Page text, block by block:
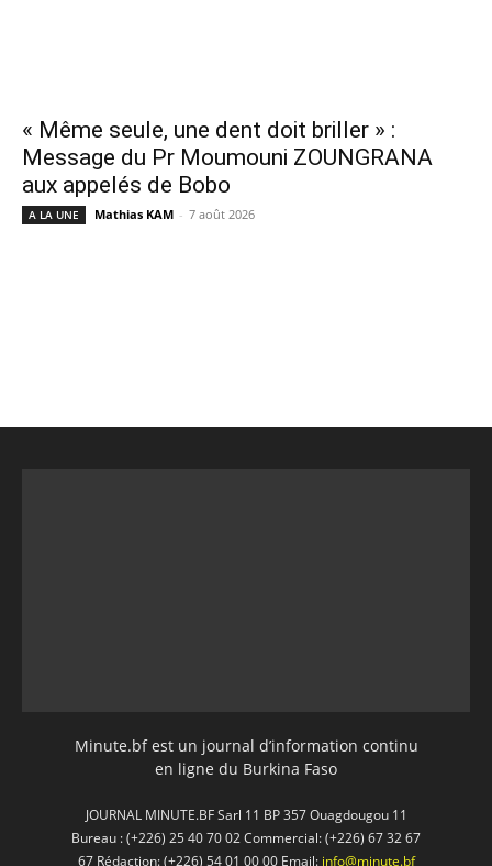
« Même seule, une dent doit briller » :
Message du Pr Moumouni ZOUNGRANA
aux appelés de Bobo
A LA UNE Mathias KAM - 7 août 2026
Minute.bf est un journal d’information continu
en ligne du Burkina Faso
JOURNAL MINUTE.BF Sarl 11 BP 357 Ouagdougou 11
Bureau : (+226) 25 40 70 02 Commercial: (+226) 67 32 67
67 Rédaction: (+226) 54 01 00 00 Email: info@minute.bf